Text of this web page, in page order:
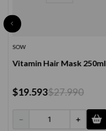
SOW
Vitamin Hair Mask 250ml
$19.593$27.990
＋
－